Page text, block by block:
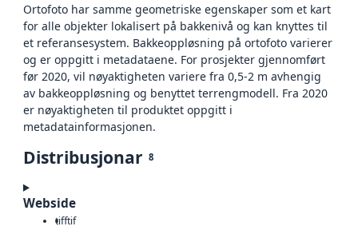
Ortofoto har samme geometriske egenskaper som et kart
for alle objekter lokalisert på bakkenivå og kan knyttes til
et referansesystem. Bakkeoppløsning på ortofoto varierer
og er oppgitt i metadataene. For prosjekter gjennomført
før 2020, vil nøyaktigheten variere fra 0,5-2 m avhengig
av bakkeoppløsning og benyttet terrengmodell. Fra 2020
er nøyaktigheten til produktet oppgitt i
metadatainformasjonen.
Distribusjonar 8
Webside
tifftif